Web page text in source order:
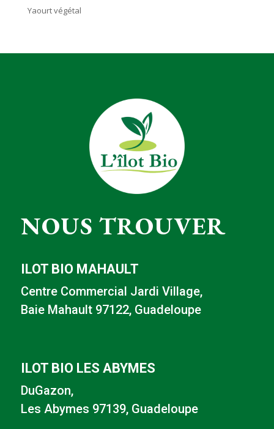
Yaourt végétal
NOUS TROUVER
ILOT BIO MAHAULT
Centre Commercial Jardi Village,
Baie Mahault 97122, Guadeloupe
ILOT BIO LES ABYMES
DuGazon,
Les Abymes 97139, Guadeloupe